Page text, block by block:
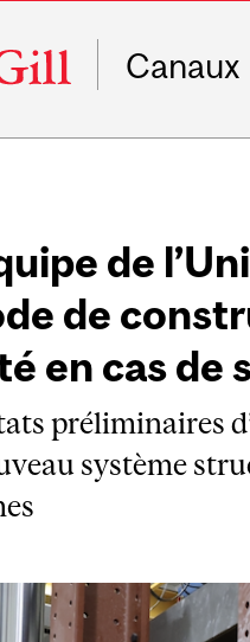
Canaux
de
de
en cas de
préliminaires
système